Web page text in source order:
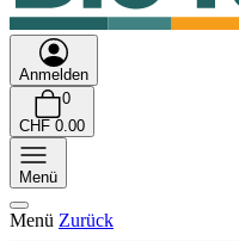
Anmelden
0
CHF 0.00
Menü
Menü Zurück